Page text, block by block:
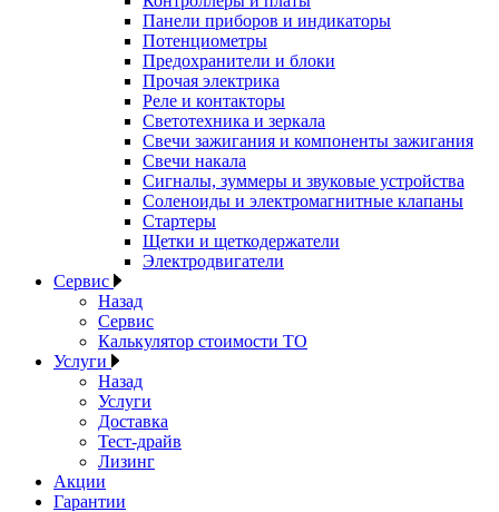
Панели приборов и индикаторы
Потенциометры
Предохранители и блоки
Прочая электрика
Реле и контакторы
Светотехника и зеркала
Свечи зажигания и компоненты зажигания
Свечи накала
Сигналы, зуммеры и звуковые устройства
Соленоиды и электромагнитные клапаны
Стартеры
Щетки и щеткодержатели
Электродвигатели
Сервис
Назад
Сервис
Калькулятор стоимости ТО
Услуги
Назад
Услуги
Доставка
Тест-драйв
Лизинг
Акции
Гарантии